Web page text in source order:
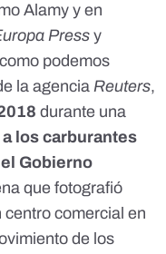
Alamy y en
Pressy
podemos
la agencia Reuters,
durante una
los carburantes
Gobierno
que fotografió
centro comercial en
de los